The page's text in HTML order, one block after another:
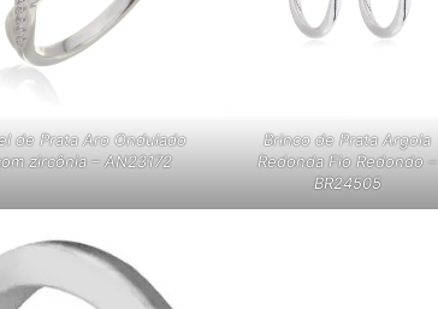
de Prata Aro Ondulado
zircônia – AN23172
Brinco de Prata Argola
Redonda Fio Redondo –
BR24505